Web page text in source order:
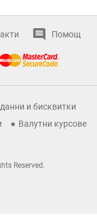
Помощ
и бисквитки
Валутни курсове
Reserved.